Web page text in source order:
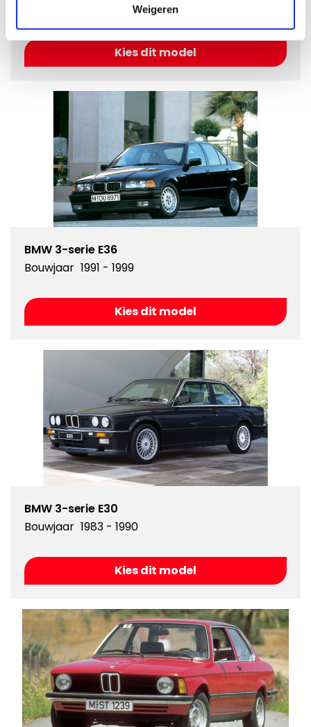
Weigeren
Kies dit model
BMW 3-serie E36
Bouwjaar 1991 - 1999
Kies dit model
BMW 3-serie E30
Bouwjaar 1983 - 1990
Kies dit model